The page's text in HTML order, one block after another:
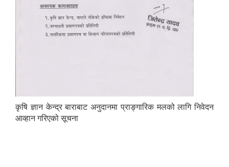
कृषि ज्ञान केन्द्र बाराबाट अनुदानमा प्राङ्गारिक मलको लागि निवेदन
आव्हान गरिएको सूचना